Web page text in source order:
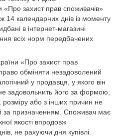
«Про захист прав споживачів»
14 календарних днів із моменту
в інтернет-магазині
всіх норм передбачених
«Про захист прав
обміняти незадоволений
у продавця, у якого він
задовольнить його за формою,
або з інших причин не
за призначенням. Споживач має
якості впродовж
не рахуючи дня купівлі.